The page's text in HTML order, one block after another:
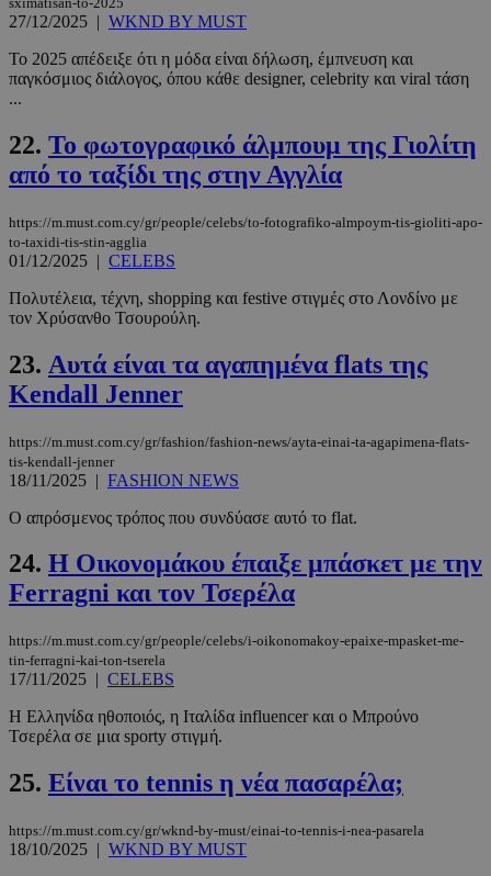
27/12/2025 | WKND BY MUST
Το 2025 απέδειξε ότι η μόδα είναι δήλωση, έμπνευση και
παγκόσμιος διάλογος, όπου κάθε designer, celebrity και viral τάση
...
22. Το φωτογραφικό άλμπουμ της Γιολίτη
από το ταξίδι της στην Αγγλία
https://m.must.com.cy/gr/people/celebs/to-fotografiko-almpoym-tis-gioliti-apo-
to-taxidi-tis-stin-agglia
01/12/2025 | CELEBS
Πολυτέλεια, τέχνη, shopping και festive στιγμές στο Λονδίνο με
τον Χρύσανθο Τσουρούλη.
23. Αυτά είναι τα αγαπημένα flats της
Kendall Jenner
https://m.must.com.cy/gr/fashion/fashion-news/ayta-einai-ta-agapimena-flats-
tis-kendall-jenner
18/11/2025 | FASHION NEWS
O απρόσμενος τρόπος που συνδύασε αυτό το flat.
24. Η Οικονομάκου έπαιξε μπάσκετ με την
Ferragni και τον Τσερέλα
https://m.must.com.cy/gr/people/celebs/i-oikonomakoy-epaixe-mpasket-me-
tin-ferragni-kai-ton-tserela
17/11/2025 | CELEBS
Η Ελληνίδα ηθοποιός, η Ιταλίδα influencer και ο Μπρούνο
Τσερέλα σε μια sporty στιγμή.
25. Είναι το tennis η νέα πασαρέλα;
https://m.must.com.cy/gr/wknd-by-must/einai-to-tennis-i-nea-pasarela
18/10/2025 | WKND BY MUST
__cf_bm
Cloudflare Inc.
LangCookie www.must.com.cy
1
μέρες
www.must.com.cy
2 μέρες
adserver.com